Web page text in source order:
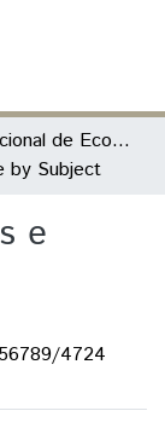
Encontro Nacional de Economia Política
by Subject
e
4724